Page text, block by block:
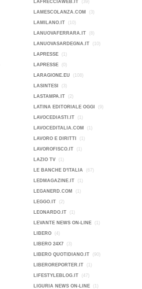
LAFRECCIAWEB.IT (39)
LAMESCOLANZA.COM (3)
LAMILANO.IT (10)
LANUOVAFERRARA.IT (8)
LANUOVASARDEGNA.IT (10)
LAPRESSE (1)
LAPRESSE (0)
LARAGIONE.EU (108)
LASINTESI (3)
LASTAMPA.IT (2)
LATINA EDITORIALE OGGI (9)
LAVOCEDIASTI.IT (1)
LAVOCEDITALIA.COM (1)
LAVORO E DIRITTI (1)
LAVOROFISCO.IT (1)
LAZIO TV (1)
LE BANCHE D'ITALIA (67)
LEDMAGAZINE.IT (1)
LEGANERD.COM (1)
LEGGO.IT (2)
LEONARDO.IT (1)
LEVANTE NEWS ON-LINE (1)
LIBERO (4)
LIBERO 24X7 (3)
LIBERO QUOTIDIANO.IT (90)
LIBEROREPORTER.IT (1)
LIFESTYLEBLOG.IT (47)
LIGURIA NEWS ON-LINE (1)